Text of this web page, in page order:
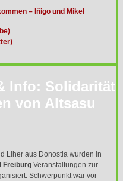
– Iñigo und Mikel
Info: Solidarität
von Altsasu
Liher aus Donostia wurden in
Freiburg Veranstaltungen zur
Schwerpunkt war vor